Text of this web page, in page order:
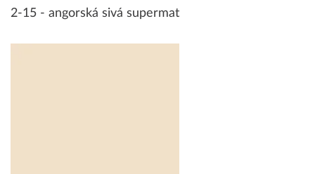
2-15 - angorská sivá supermat